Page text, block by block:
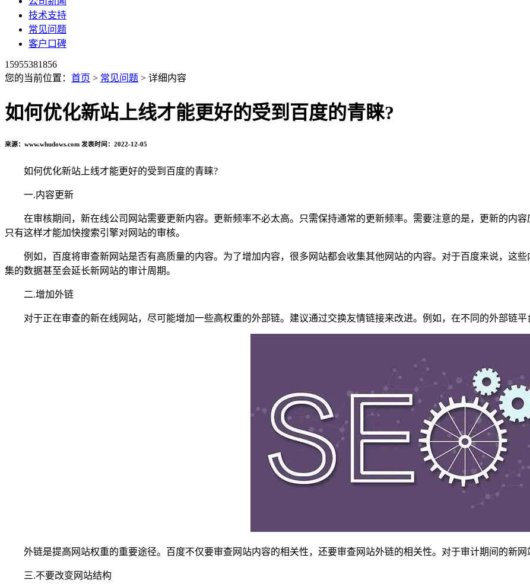
技术支持
常见问题
客户口碑
15955381856
您的当前位置： 首页 > 常见问题 > 详细内容
如何优化新站上线才能更好的受到百度的青睐?
来源：www.whudows.com 发表时间：2022-12-05
如何优化新站上线才能更好的受到百度的青睐?
一.内容更新
在审核期间，新在线公司网站需要更新内容。更新频率不必太高。只需保持通常的更新频率。需要注意的是，更新的内容
只有这样才能加快搜索引擎对网站的审核。
例如，百度将审查新网站是否有高质量的内容。为了增加内容，很多网站都会收集其他网站的内容。对于百度来说，这
集的数据甚至会延长新网站的审计周期。
二.增加外链
对于正在审查的新在线网站，尽可能增加一些高权重的外部链。建议通过交换友情链接来改进。例如，在不同的外部链平
外链是提高网站权重的重要途径。百度不仅要审查网站内容的相关性，还要审查网站外链的相关性。对于审计期间的新网
三.不要改变网站结构